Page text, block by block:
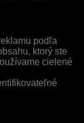
podľa
ktorý ste
cielené